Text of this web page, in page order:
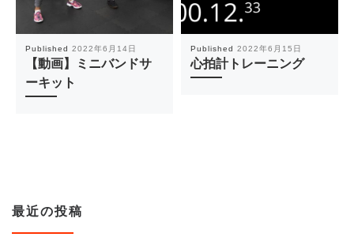
Published 2022年6月14日
【動画】ミニバンドサ
ーキット
Published 2022年6月15日
心拍計トレーニング
最近の投稿